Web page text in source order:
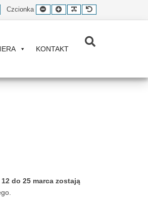
Szeroki
układ
Czcionka
Smaller
Font
Większa
czcionka
Czytelne
czcionkidomyślna
KONTAKT
do 25 marca zostają